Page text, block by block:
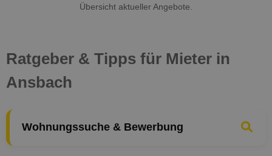
Übersicht aktueller Angebote.
Ratgeber & Tipps für Mieter in
Ansbach
Wohnungssuche & Bewerbung